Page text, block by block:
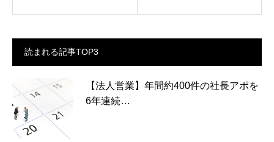
読まれる記事TOP3
【法人営業】年間約400件の社長アポを
6年連続…